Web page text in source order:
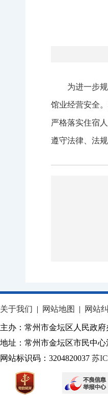
为进一步
馆业经营安全
严格落实住宿
遵守法律、法
关于我们 | 网站地图 | 网站
主办：常州市金坛区人民政
地址：常州市金坛区市民中
网站标识码：3204820037 苏